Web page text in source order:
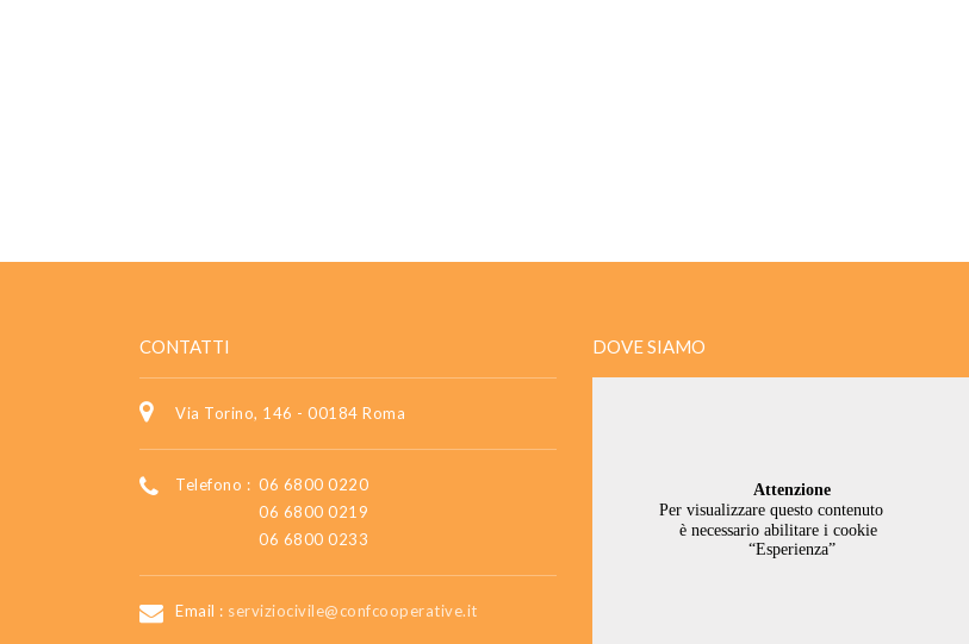
CONTATTI
Via Torino, 146 - 00184 Roma
Telefono : 06 6800 0220
06 6800 0219
06 6800 0233
Email : serviziocivile@confcooperative.it
DOVE SIAMO